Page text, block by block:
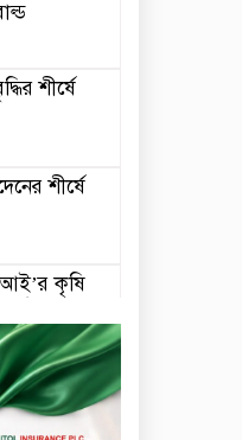
শীর্ষে
শীর্ষে
কৃষি
এর
কল্যাণ